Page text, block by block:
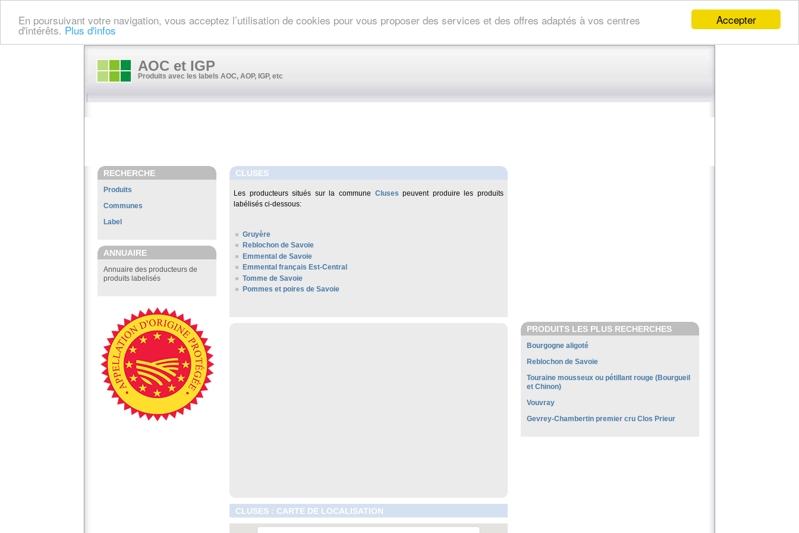
Accepter
En poursuivant votre navigation, vous acceptez l’utilisation de cookies pour vous proposer des services et des offres adaptés à vos centres
d'intérêts. Plus d'infos
AOC et IGP
Produits avec les labels AOC, AOP, IGP, etc
RECHERCHE
Produits
Communes
Label
ANNUAIRE
Annuaire des producteurs de
produits labelisés
CLUSES
Les producteurs situés sur la commune Cluses peuvent produire les produits
labélisés ci-dessous:
Gruyère
Reblochon de Savoie
Emmental de Savoie
Emmental français Est-Central
Tomme de Savoie
Pommes et poires de Savoie
CLUSES : CARTE DE LOCALISATION
PRODUITS LES PLUS RECHERCHES
Bourgogne aligoté
Reblochon de Savoie
Touraine mousseux ou pétillant rouge (Bourgueil
et Chinon)
Vouvray
Gevrey-Chambertin premier cru Clos Prieur